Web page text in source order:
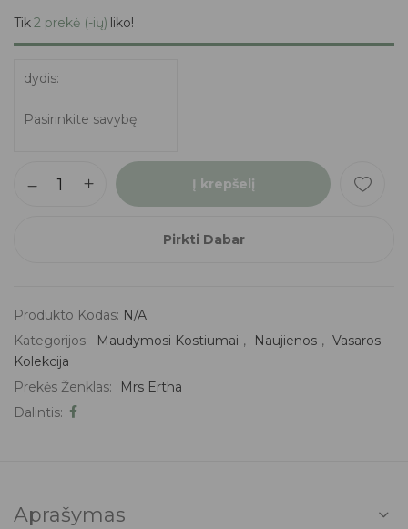
Tik2 prekė (-ių) liko!
dydis
Į krepšelį
Pirkti Dabar
Produkto Kodas: N/A
Kategorijos:
Maudymosi Kostiumai , Naujienos , Vasaros
Kolekcija
Prekės Ženklas:
Mrs Ertha
Dalintis:
Aprašymas